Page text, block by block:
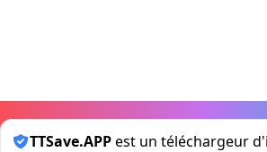
TTSave.APPest un téléchargeur